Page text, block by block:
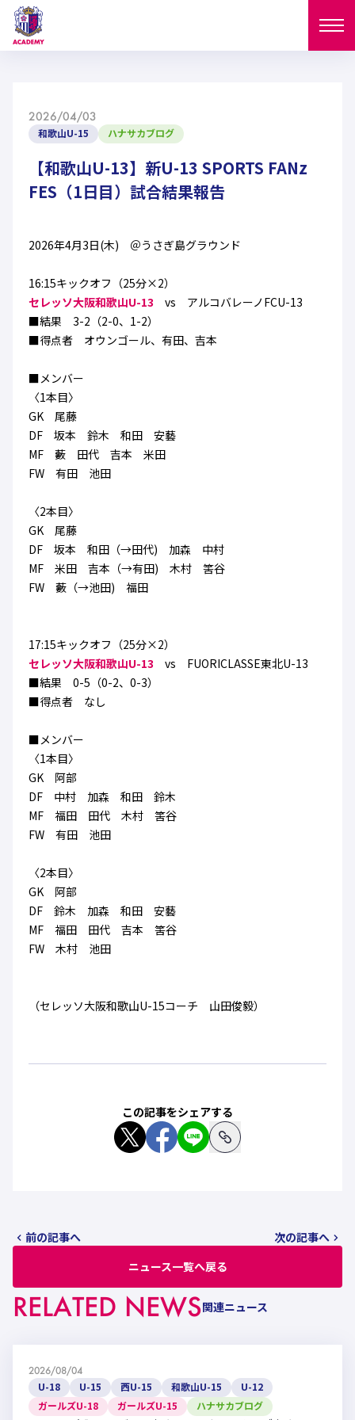
NEWS
西U-15 和歌山U-15
U-12
ガールズU-15
試合日程
MATCH
西U-15 和歌山U-15
U-12 ガールズU-18
ガールズU-15
PLAYERS
選手
U-18 U-15
西U-15 和歌山U-15
U-12
ガールズU-15
SELECTION
アカデミー
セレクション
フィロソフィー
2026/04/03
和歌山U-15 ハナサカブログ
【和歌山U-13】新U-13 SPORTS FANz
FES（1日目）試合結果報告
2026年4月3日(木) ＠うさぎ島グラウンド
16:15キックオフ（25分×2）
セレッソ大阪和歌山U-13 vs アルコバレーノFCU-13
■結果 3-2（2-0、1-2）
■得点者 オウンゴール、有田、吉本
■メンバー
〈1本目〉
GK 尾藤
DF 坂本 鈴木 和田 安藝
MF 藪 田代 吉本 米田
FW 有田 池田
〈2本目〉
GK 尾藤
DF 坂本 和田（→田代) 加森 中村
MF 米田 吉本（→有田) 木村 筈谷
FW 藪（→池田) 福田
17:15キックオフ（25分×2）
セレッソ大阪和歌山U-13 vs FUORICLASSE東北U-13
■結果 0-5（0-2、0-3）
■得点者 なし
■メンバー
〈1本目〉
GK 阿部
DF 中村 加森 和田 鈴木
MF 福田 田代 木村 筈谷
FW 有田 池田
〈2本目〉
GK 阿部
DF 鈴木 加森 和田 安藝
MF 福田 田代 吉本 筈谷
FW 木村 池田
（セレッソ大阪和歌山U-15コーチ 山田俊毅）
この記事をシェアする
前の記事へ
ニュース一覧へ戻る
次の記事へ
RELATED NEWS関連ニュース
2026/08/04
U-18 U-15 西U-15 和歌山U-15
U-12
ガールズU-18
ガールズU-15 ハナサカブログ